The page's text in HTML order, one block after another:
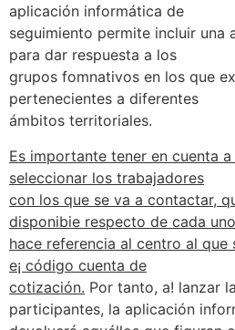
aplicación informática de
seguimiento permite incluir una
para dar respuesta a los
grupos fomnativos en los que
pertenecientes a diferentes
ámbitos territoriales.
Es importante tener en cuenta
seleccionar los trabajadores
con los que se va a contactar,
disponibie respecto de cada uno
hace referencia al centro al que
e¡ código cuenta de
cotización. Por tanto, a! lanzar
participantes, la aplicación